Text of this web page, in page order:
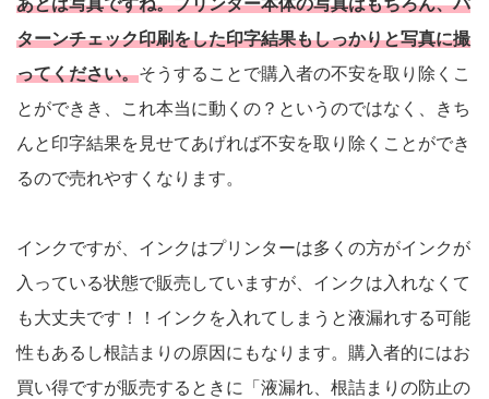
ターンチェック印刷をした印字結果もしっかりと写真に撮
ってください。そうすることで購入者の不安を取り除くこ
とができき、これ本当に動くの？というのではなく、きち
んと印字結果を見せてあげれば不安を取り除くことができ
るので売れやすくなります。
インクですが、インクはプリンターは多くの方がインクが
入っている状態で販売していますが、インクは入れなくて
も大丈夫です！！インクを入れてしまうと液漏れする可能
性もあるし根詰まりの原因にもなります。購入者的にはお
買い得ですが販売するときに「液漏れ、根詰まりの防止の